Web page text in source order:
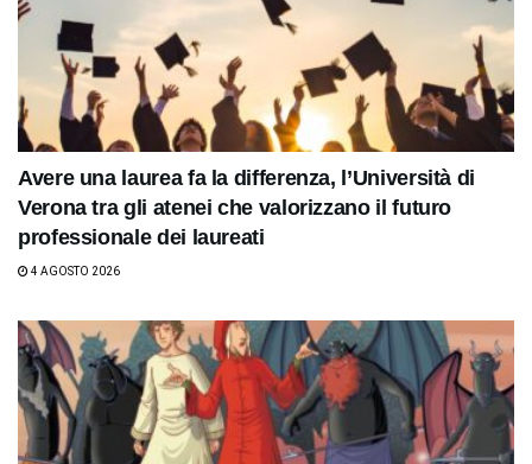
Avere una laurea fa la differenza, l’Università di
Verona tra gli atenei che valorizzano il futuro
professionale dei laureati
4 AGOSTO 2026